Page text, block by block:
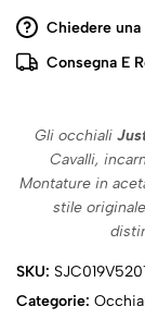
Chiedere una
Consegna E
Gli occhiali
Cavalli,
Montature in
stile
SKU:
Categorie: